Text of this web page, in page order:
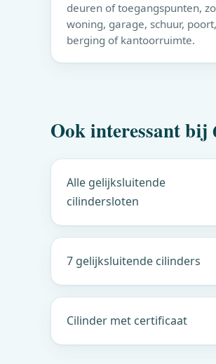
deuren of toegangspunten,
woning, garage, schuur, poort,
berging of kantoorruimte.
Ook interessant
Alle gelijksluitende
cilindersloten
7 gelijksluitende cilinders
Cilinder met certificaat